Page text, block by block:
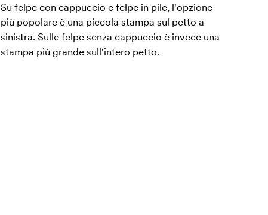
Su felpe con cappuccio e felpe in pile, l'opzione
più popolare è una piccola stampa sul petto a
sinistra. Sulle felpe senza cappuccio è invece una
stampa più grande sull'intero petto.